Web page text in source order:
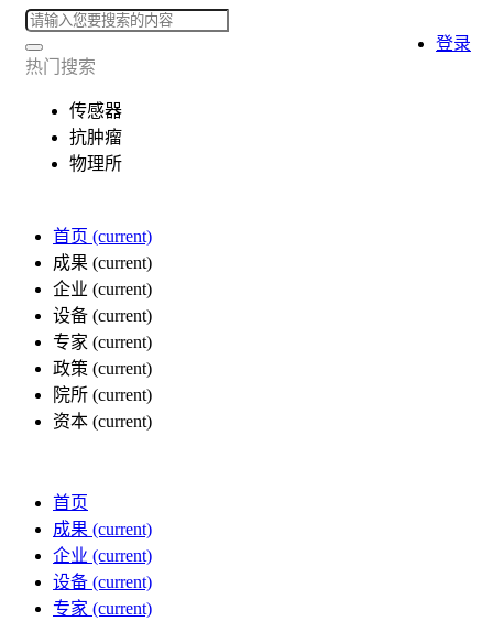
热门搜索
传感器
抗肿瘤
物理所
首页 (current)
成果 (current)
企业 (current)
设备 (current)
专家 (current)
政策 (current)
院所 (current)
资本 (current)
登录
首页
成果 (current)
企业 (current)
设备 (current)
专家 (current)